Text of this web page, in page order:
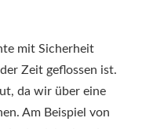
mit Sicherheit
Zeit geflossen ist.
da wir über eine
Am Beispiel von